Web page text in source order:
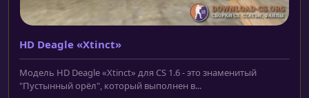
HD Deagle «Xtinct»
Модель HD Deagle «Xtinct» для CS 1.6 - это знаменитый
"Пустынный орёл", который выполнен в...